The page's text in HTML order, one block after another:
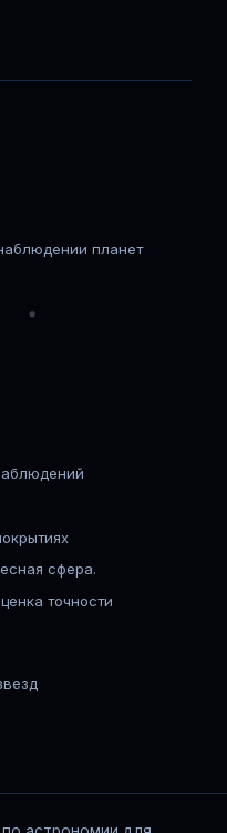
планет
сфера.
точности